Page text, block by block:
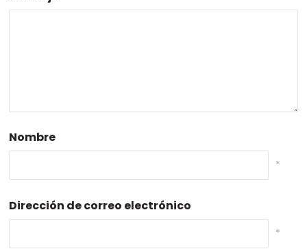
Nombre
*
Dirección de correo electrónico
*